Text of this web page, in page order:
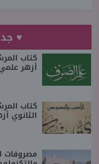
♥
كتاب
أزهر علمي
كتاب
الثانوي
مصروفات